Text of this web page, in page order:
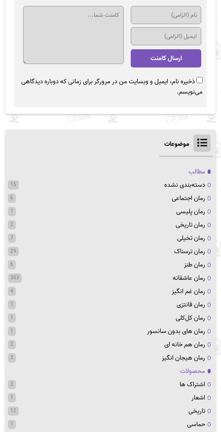
ذخیره نام، ایمیل و وبسایت من در مرورگر برای زمانی که دوباره دیدگاهی
می‌نویسم.
موضوعات
مطالب
دسته‌بندی نشده
15
رمان اجتماعی 6
رمان پلیسی 7
رمان تاریخی 2
رمان تخیلی 7
رمان ترسناک 29
رمان طنز 6
رمان عاشقانه 383
رمان غم انگیز 4
رمان فانتزی 1
رمان کل‌کلی 1
رمان های بدون سانسور 1
رمان هم خانه ای 2
رمان هیجان انگیز 3
محصولات
اشتراک ها
3
اشعار 1
تاریخی 12
حماسی 1